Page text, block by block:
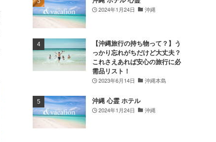
2024年1月24日 沖縄
【沖縄旅行の持ち物って？】う
っかり忘れがちだけど大丈夫？
これさえあれば安心の旅行に必
需品リスト！
2023年6月14日 沖縄本島
沖縄 心霊 ホテル
2024年1月24日 沖縄